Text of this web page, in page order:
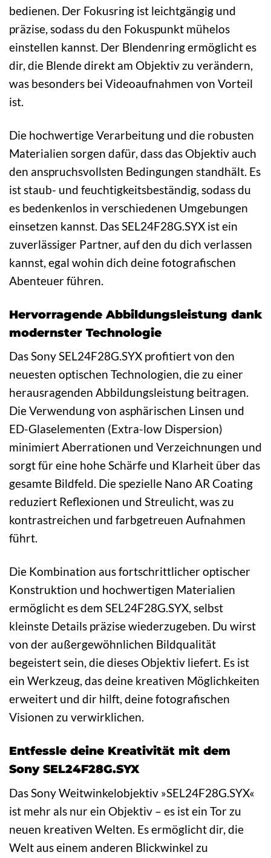
bedienen. Der Fokusring ist leichtgängig und
präzise, sodass du den Fokuspunkt mühelos
einstellen kannst. Der Blendenring ermöglicht es
dir, die Blende direkt am Objektiv zu verändern,
was besonders bei Videoaufnahmen von Vorteil
ist.
Die hochwertige Verarbeitung und die robusten
Materialien sorgen dafür, dass das Objektiv auch
den anspruchsvollsten Bedingungen standhält. Es
ist staub- und feuchtigkeitsbeständig, sodass du
es bedenkenlos in verschiedenen Umgebungen
einsetzen kannst. Das SEL24F28G.SYX ist ein
zuverlässiger Partner, auf den du dich verlassen
kannst, egal wohin dich deine fotografischen
Abenteuer führen.
Hervorragende Abbildungsleistung dank
modernster Technologie
Das Sony SEL24F28G.SYX profitiert von den
neuesten optischen Technologien, die zu einer
herausragenden Abbildungsleistung beitragen.
Die Verwendung von asphärischen Linsen und
ED-Glaselementen (Extra-low Dispersion)
minimiert Aberrationen und Verzeichnungen und
sorgt für eine hohe Schärfe und Klarheit über das
gesamte Bildfeld. Die spezielle Nano AR Coating
reduziert Reflexionen und Streulicht, was zu
kontrastreichen und farbgetreuen Aufnahmen
führt.
Die Kombination aus fortschrittlicher optischer
Konstruktion und hochwertigen Materialien
ermöglicht es dem SEL24F28G.SYX, selbst
kleinste Details präzise wiederzugeben. Du wirst
von der außergewöhnlichen Bildqualität
begeistert sein, die dieses Objektiv liefert. Es ist
ein Werkzeug, das deine kreativen Möglichkeiten
erweitert und dir hilft, deine fotografischen
Visionen zu verwirklichen.
Entfessle deine Kreativität mit dem
Sony SEL24F28G.SYX
Das Sony Weitwinkelobjektiv »SEL24F28G.SYX«
ist mehr als nur ein Objektiv – es ist ein Tor zu
neuen kreativen Welten. Es ermöglicht dir, die
Welt aus einem anderen Blickwinkel zu